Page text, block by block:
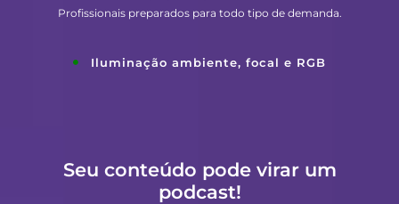
Profissionais preparados para todo tipo de demanda.
Iluminação ambiente, focal e RGB
Seu conteúdo pode virar um
podcast!